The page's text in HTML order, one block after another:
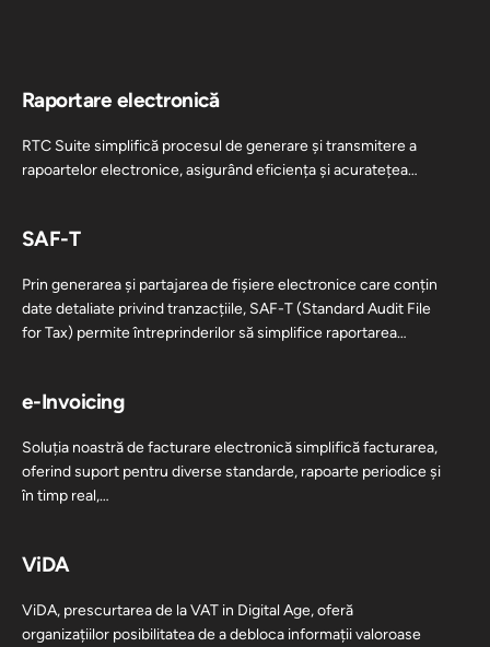
Raportare electronică
RTC Suite simplifică procesul de generare și transmitere a
rapoartelor electronice, asigurând eficiența și acuratețea…
SAF-T
Prin generarea și partajarea de fișiere electronice care conțin
date detaliate privind tranzacțiile, SAF-T (Standard Audit File
for Tax) permite întreprinderilor să simplifice raportarea
e-Invoicing
Soluția noastră de facturare electronică simplifică facturarea,
oferind suport pentru diverse standarde, rapoarte periodice și
în timp real,…
ViDA
ViDA, prescurtarea de la VAT in Digital Age, oferă
organizațiilor posibilitatea de a debloca informații valoroase